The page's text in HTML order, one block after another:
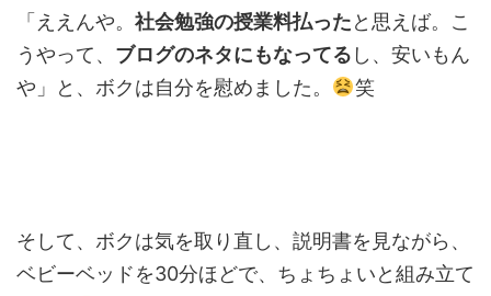
「ええんや。 社会勉強の授業料払ったと思えば。こ
うやって、 ブログのネタにもなってる し、安いもん
や」と、ボクは自分を慰めました。
笑
そして、ボクは気を取り直し、説明書を見ながら、
ベビーベッドを30分ほどで、ちょちょいと組み立て